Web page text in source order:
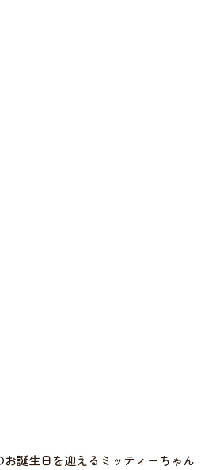
お誕生日を迎えるミッティーちゃん